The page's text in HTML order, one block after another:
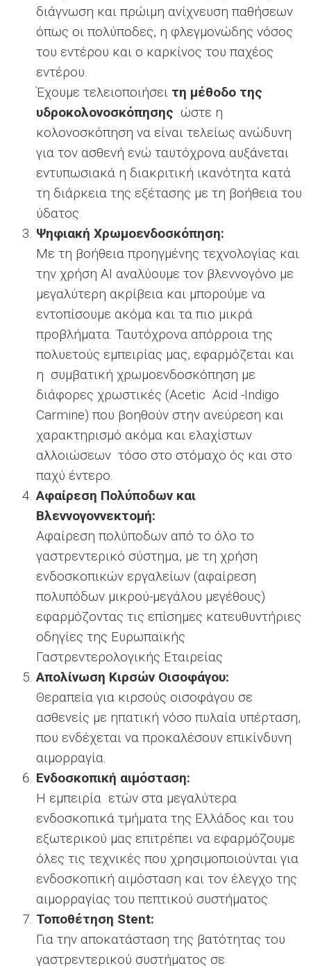
διάγνωση και πρώιμη ανίχνευση παθήσεων
όπως οι πολύποδες, η φλεγμονώδης νόσος
του εντέρου και ο καρκίνος του παχέος
εντέρου.
Έχουμε τελειοποιήσει τη μέθοδο της
υδροκολονοσκόπησης ώστε η
κολονοσκόπηση να είναι τελείως ανώδυνη
για τον ασθενή ενώ ταυτόχρονα αυξάνεται
εντυπωσιακά η διακριτική ικανότητα κατά
τη διάρκεια της εξέτασης με τη βοήθεια του
ύδατος.
Ψηφιακή Χρωμοενδοσκόπηση:
Με τη βοήθεια προηγμένης τεχνολογίας και
την χρήση ΑΙ αναλύουμε τον βλεννογόνο με
μεγαλύτερη ακρίβεια και μπορούμε να
εντοπίσουμε ακόμα και τα πιο μικρά
προβλήματα. Ταυτόχρονα απόρροια της
πολυετούς εμπειρίας μας, εφαρμόζεται και
η συμβατική χρωμοενδοσκόπηση με
διάφορες χρωστικές (Αcetic Αcid -Indigo
Carmine) που βοηθούν στην ανεύρεση και
χαρακτηρισμό ακόμα και ελαχίστων
αλλοιώσεων τόσο στο στόμαχο ός και στο
παχύ έντερο.
Αφαίρεση Πολύποδων και
Βλεννογοννεκτομή:
Αφαίρεση πολύποδων από το όλο το
γαστρεντερικό σύστημα, με τη χρήση
ενδοσκοπικών εργαλείων (αφαίρεση
πολυπόδων μικρού-μεγάλου μεγέθους)
εφαρμόζοντας τις επίσημες κατευθυντήριες
οδηγίες της Ευρωπαϊκής
Γαστρεντερολογικής Εταιρείας
Απολίνωση Κιρσών Οισοφάγου:
Θεραπεία για κιρσούς οισοφάγου σε
ασθενείς με ηπατική νόσο πυλαία υπέρταση,
που ενδέχεται να προκαλέσουν επικίνδυνη
αιμορραγία.
Ενδοσκοπική αιμόσταση:
Η εμπειρία ετών στα μεγαλύτερα
ενδοσκοπικά τμήματα της Ελλάδος και του
εξωτερικού μας επιτρέπει να εφαρμόζουμε
όλες τις τεχνικές που χρησιμοποιούνται για
ενδοσκοπική αιμόσταση και τον έλεγχο της
αιμορραγίας του πεπτικού συστήματος.
Τοποθέτηση Stent:
Για την αποκατάσταση της βατότητας του
γαστρεντερικού συστήματος σε